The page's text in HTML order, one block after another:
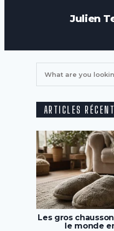
Julien
ARTICLES
Les gros
le monde